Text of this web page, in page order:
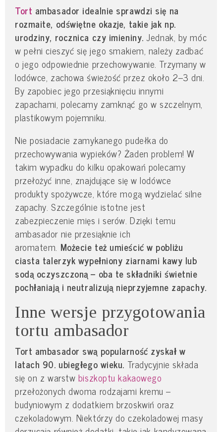
Tort ambasador idealnie sprawdzi się na
rozmaite, odświętne okazje, takie jak np.
urodziny, rocznica czy imieniny.Jednak, by móc
w pełni cieszyć się jego smakiem, należy zadbać
o jego odpowiednie przechowywanie. Trzymany w
lodówce, zachowa świeżość przez około 2–3 dni.
By zapobiec jego przesiąknięciu innymi
zapachami, polecamy zamknąć go w szczelnym,
plastikowym pojemniku.
Nie posiadacie zamykanego pudełka do
przechowywania wypieków? Żaden problem! W
takim wypadku do kilku opakowań polecamy
przełożyć inne, znajdujące się w lodówce
produkty spożywcze, które mogą wydzielać silne
zapachy. Szczególnie istotne jest
zabezpieczenie mięs i serów. Dzięki temu
ambasador nie przesiąknie ich
aromatem. Możecie też umieścić w pobliżu
ciasta talerzyk wypełniony ziarnami kawy lub
sodą oczyszczoną – oba te składniki świetnie
pochłaniają i neutralizują nieprzyjemne zapachy.
Inne wersje przygotowania
tortu ambasador
Tort ambasador swą popularność zyskał w
latach 90. ubiegłego wieku. Tradycyjnie składa
się on z warstw biszkoptu kakaowego
przełożonych dwoma rodzajami kremu –
budyniowym z dodatkiem brzoskwiń oraz
czekoladowym. Niektórzy do czekoladowej masy